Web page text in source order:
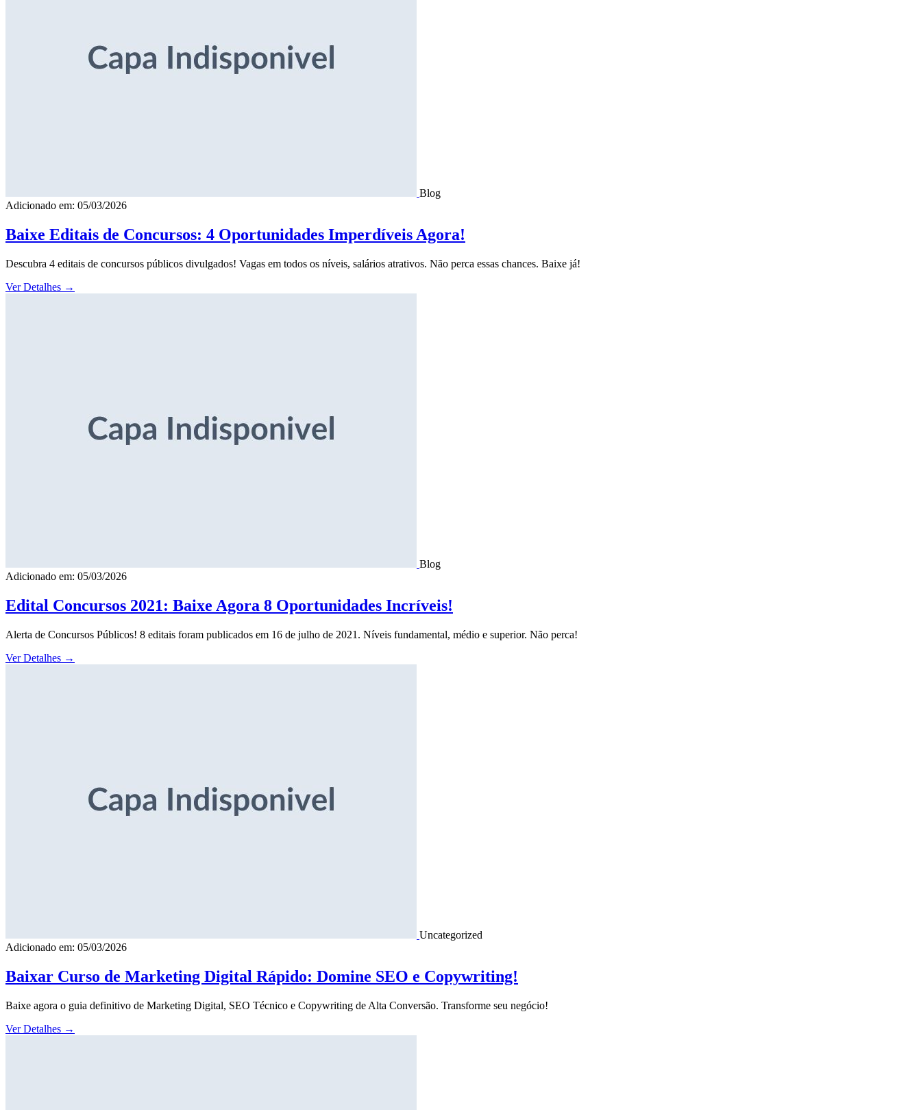
Blog
Adicionado em: 05/03/2026
Baixe Editais de Concursos: 4 Oportunidades Imperdíveis Agora!
Descubra 4 editais de concursos públicos divulgados! Vagas em todos os níveis, salários atrativos. Não perca essas chances. Baixe já!
Ver Detalhes →
Blog
Adicionado em: 05/03/2026
Edital Concursos 2021: Baixe Agora 8 Oportunidades Incríveis!
Alerta de Concursos Públicos! 8 editais foram publicados em 16 de julho de 2021. Níveis fundamental, médio e superior. Não perca!
Ver Detalhes →
Uncategorized
Adicionado em: 05/03/2026
Baixar Curso de Marketing Digital Rápido: Domine SEO e Copywriting!
Baixe agora o guia definitivo de Marketing Digital, SEO Técnico e Copywriting de Alta Conversão. Transforme seu negócio!
Ver Detalhes →